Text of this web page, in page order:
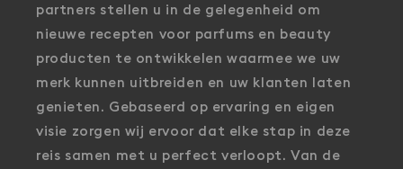
partners stellen u in de gelegenheid om
nieuwe recepten voor parfums en beauty
producten te ontwikkelen waarmee we uw
merk kunnen uitbreiden en uw klanten laten
genieten. Gebaseerd op ervaring en eigen
visie zorgen wij ervoor dat elke stap in deze
reis samen met u perfect verloopt. Van de